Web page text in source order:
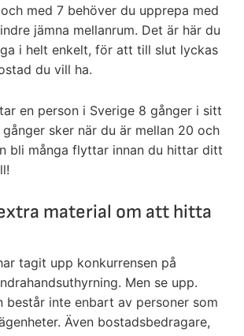
med 7 behöver du upprepa med
jämna mellanrum. Det är här du
i helt enkelt, för att till slut lyckas
du vill ha.
en person i Sverige 8 gånger i sitt
sker när du är mellan 20 och
bli många flyttar innan du hittar ditt
material om att hitta
tagit upp konkurrensen på
Men se upp.
består inte enbart av personer som
Även bostadsbedragare,